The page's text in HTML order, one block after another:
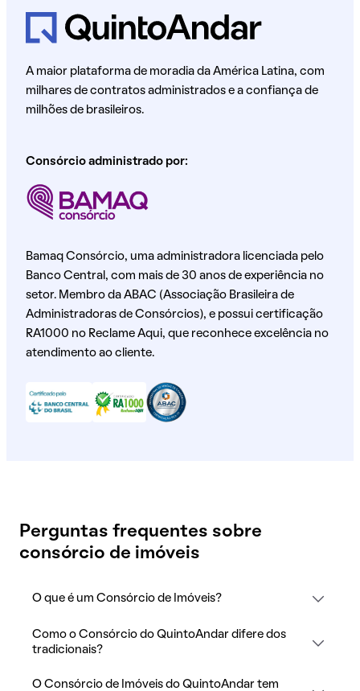
A maior plataforma de moradia da América Latina, com
milhares de contratos administrados e a confiança de
milhões de brasileiros.
Consórcio administrado por:
Bamaq Consórcio, uma administradora licenciada pelo
Banco Central, com mais de 30 anos de experiência no
setor. Membro da ABAC (Associação Brasileira de
Administradoras de Consórcios), e possui certificação
RA1000 no Reclame Aqui, que reconhece excelência no
atendimento ao cliente.
Perguntas frequentes sobre
consórcio de imóveis
O que é um Consórcio de Imóveis?
Como o Consórcio do QuintoAndar difere dos
tradicionais?
O Consórcio de Imóveis do QuintoAndar tem